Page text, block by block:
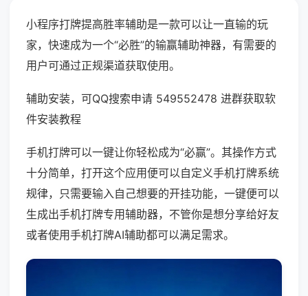
小程序打牌提高胜率辅助是一款可以让一直输的玩
家，快速成为一个“必胜”的输赢辅助神器，有需要的
用户可通过正规渠道获取使用。
辅助安装，可QQ搜索申请 549552478 进群获取软
件安装教程
手机打牌可以一键让你轻松成为“必赢”。其操作方式
十分简单，打开这个应用便可以自定义手机打牌系统
规律，只需要输入自己想要的开挂功能，一键便可以
生成出手机打牌专用辅助器，不管你是想分享给好友
或者使用手机打牌AI辅助都可以满足需求。